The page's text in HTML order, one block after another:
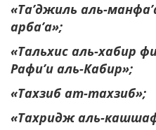
«Та’джиль аль-
арба’а»;
«Тальхис аль-хабир
Рафи’и аль-Кабир»;
«Тахзиб ат-тахзиб»;
«Тахридж аль-